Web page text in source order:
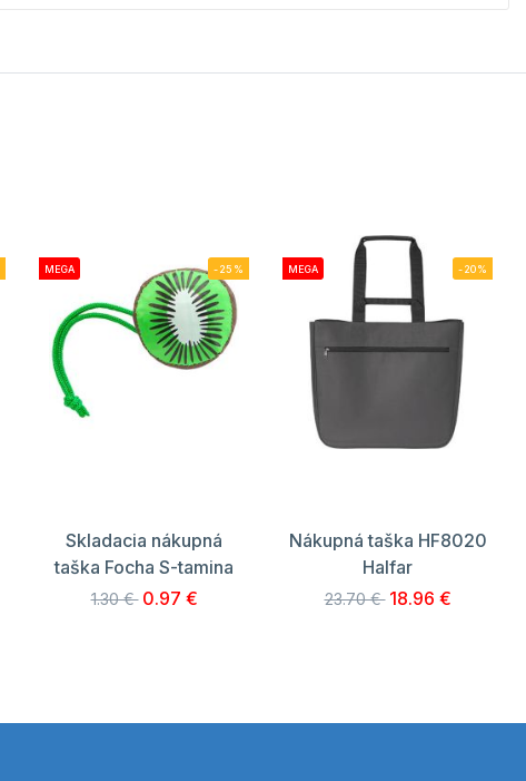
MEGA -25%
Skladacia nákupná
taška Focha S-tamina
1.30 € 0.97 €
MEGA -20%
Nákupná taška HF8020
Halfar
23.70 € 18.96 €